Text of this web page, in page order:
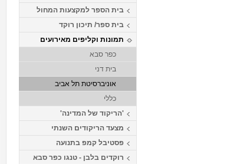
בית הספר למקצעות המחול
בית ספר/ תיכון רוקד
תמונות וקליפים מאירועים
כפר סבא
בית דני
אוניברסיטת תל אביב
כללי
'הריקוד של המדינה'
מצעד הריקודים השנתי
פסטיבל קמפ בתנועה
רוקדים בלבן - טנגו כפר סבא